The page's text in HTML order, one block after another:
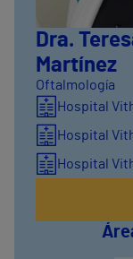
Dra.
Martínez
Oftalmología
Hospital
Hospital
Hospital